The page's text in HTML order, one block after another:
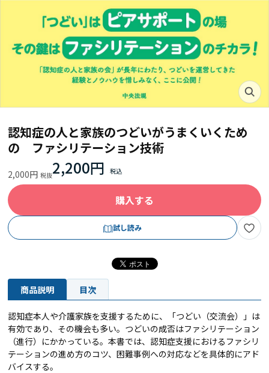
認知症の人と家族のつどいがうまくいくため
の ファシリテーション技術
2,000円 2,200円
購入する
試し読み
商品説明 目次
認知症本人や介護家族を支援するために、「つどい（交流会）」は
有効であり、その機会も多い。つどいの成否はファシリテーション
（進行）にかかっている。本書では、認知症支援におけるファシリ
テーションの進め方のコツ、困難事例への対応などを具体的にアド
バイスする。